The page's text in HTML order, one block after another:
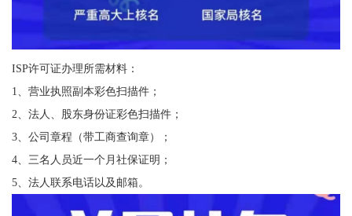
ISP许可证办理所需材料：
1、营业执照副本彩色扫描件；
2、法人、股东身份证彩色扫描件；
3、公司章程（带工商查询章）；
4、三名人员近一个月社保证明；
5、法人联系电话以及邮箱。